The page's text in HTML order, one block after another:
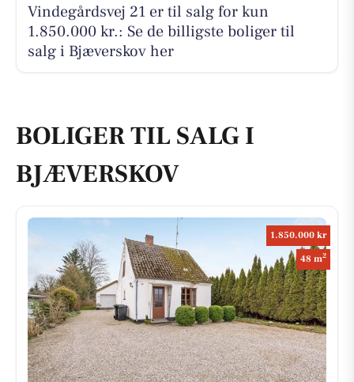
Vindegårdsvej 21 er til salg for kun
1.850.000 kr.: Se de billigste boliger til
salg i Bjæverskov her
BOLIGER TIL SALG I
BJÆVERSKOV
1.850.000 kr
48 m2